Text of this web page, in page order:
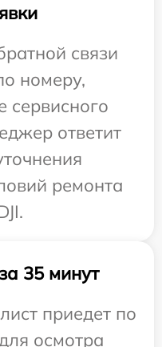
связи
номеру,
сервисного
ответит
ремонта
35 минут
приедет по
осмотра